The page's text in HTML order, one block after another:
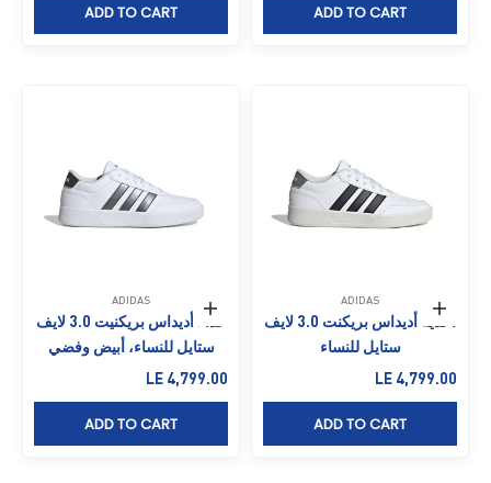
ADD TO CART
ADD TO CART
حدِّد الخيارات
ADIDAS
أحذية أديداس بريكنت 3.0 لايف
ستايل للنساء
السعر بعد الخصم
LE 4,799.00
ADD TO CART
حدِّد الخيارات
ADIDAS
حذاء أديداس بريكنيت 3.0 لايف
ستايل للنساء، أبيض وفضي
السعر بعد الخصم
LE 4,799.00
ADD TO CART